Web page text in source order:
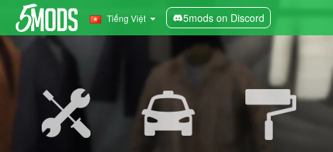
Tiếng Việt 5mods on Discord